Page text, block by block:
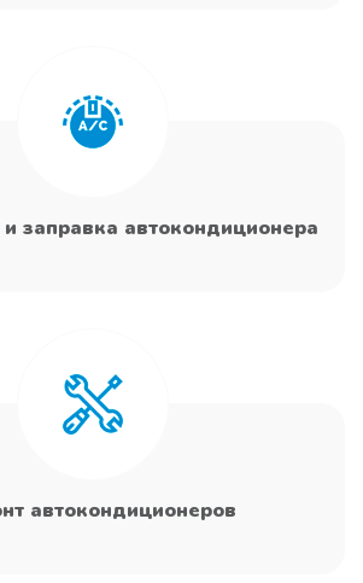
заправка автокондиционера
автокондиционеров